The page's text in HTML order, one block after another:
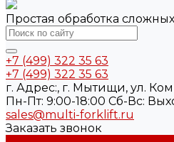
Простая обработка
+7 (499) 322 35 63
+7 (499) 322 35 63
г. Адрес:, г. Мытищи, ул.
Пн-Пт: 9:00-18:00 Cб-Вс:
sales@multi-forklift.ru
Заказать звонок